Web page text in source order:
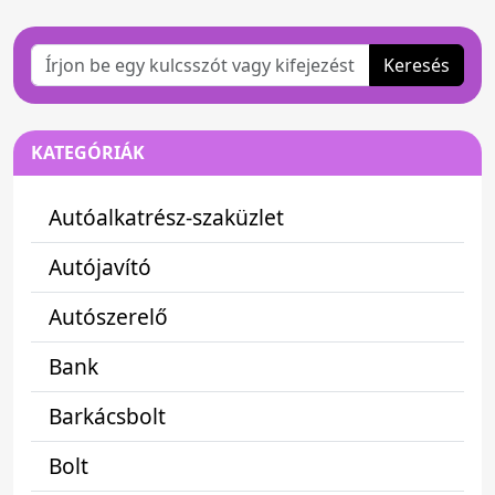
Keresés
KATEGÓRIÁK
Autóalkatrész-szaküzlet
Autójavító
Autószerelő
Bank
Barkácsbolt
Bolt